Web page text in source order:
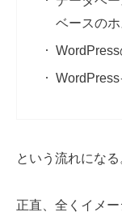
ベースの
という流れになる
正直、全くイメー